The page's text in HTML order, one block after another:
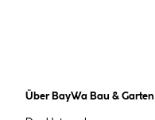
Über BayWa Bau & Garten